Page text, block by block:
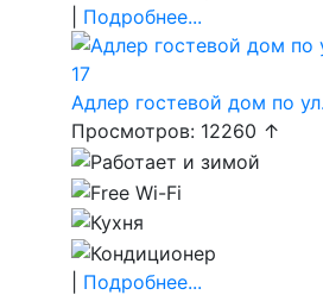
Подробнее...
Адлер гостевой дом по
Просмотров: 12260 ↑
Подробнее...